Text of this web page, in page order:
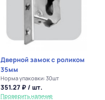
Дверной замок с роликом
35мм
Норма упаковки: 30шт
351.27 ₽ / шт.
Проверить наличие